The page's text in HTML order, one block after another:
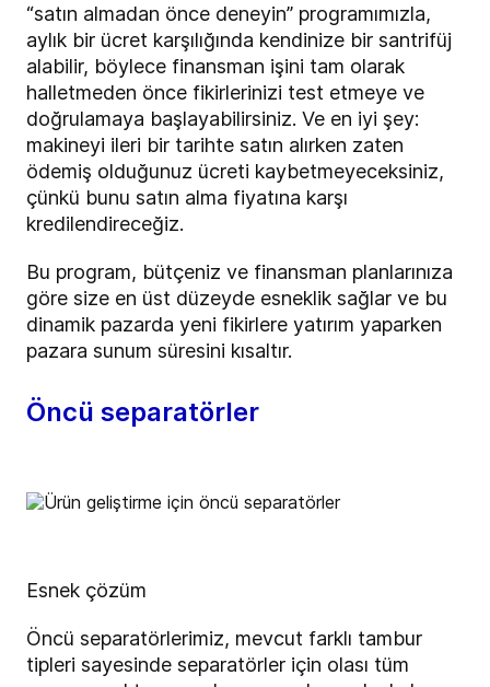
“satın almadan önce deneyin” programımızla,
aylık bir ücret karşılığında kendinize bir santrifüj
alabilir, böylece finansman işini tam olarak
halletmeden önce fikirlerinizi test etmeye ve
doğrulamaya başlayabilirsiniz. Ve en iyi şey:
makineyi ileri bir tarihte satın alırken zaten
ödemiş olduğunuz ücreti kaybetmeyeceksiniz,
çünkü bunu satın alma fiyatına karşı
kredilendireceğiz.
Bu program, bütçeniz ve finansman planlarınıza
göre size en üst düzeyde esneklik sağlar ve bu
dinamik pazarda yeni fikirlere yatırım yaparken
pazara sunum süresini kısaltır.
Öncü separatörler
Esnek çözüm
Öncü separatörlerimiz, mevcut farklı tambur
tipleri sayesinde separatörler için olası tüm